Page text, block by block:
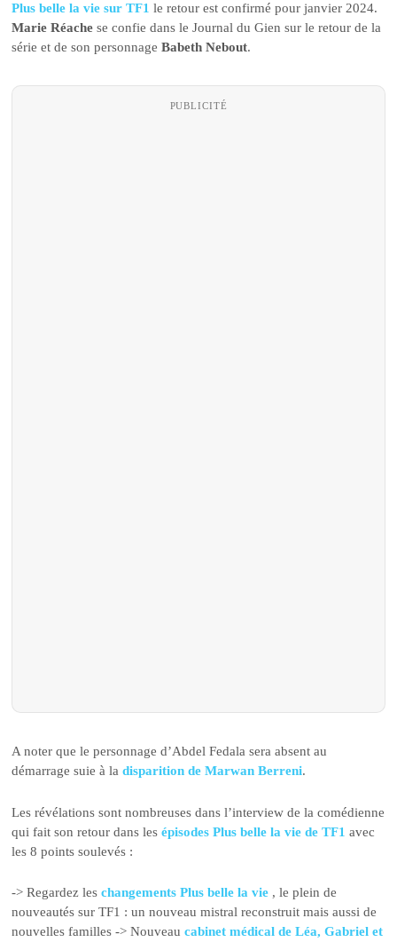
Plus belle la vie sur TF1 le retour est confirmé pour janvier 2024.
Marie Réache se confie dans le Journal du Gien sur le retour de la
série et de son personnageBabeth Nebout.
PUBLICITÉ
A noter que le personnage d’Abdel Fedala sera absent au
démarrage suie à ladisparition de Marwan Berreni.
Les révélations sont nombreuses dans l’interview de la comédienne
qui fait son retour dans lesépisodes Plus belle la vie de TF1 avec
les 8 points soulevés :
-> Regardez leschangements Plus belle la vie , le plein de
nouveautés sur TF1 : un nouveau mistral reconstruit mais aussi de
nouvelles familles -> Nouveaucabinet médical de Léa, Gabriel et